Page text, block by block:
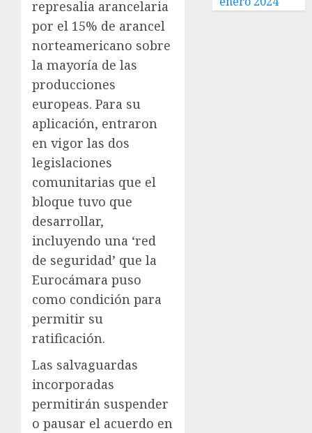
represalia arancelaria
por el 15% de arancel
norteamericano sobre
la mayoría de las
producciones
europeas. Para su
aplicación, entraron
en vigor las dos
legislaciones
comunitarias que el
bloque tuvo que
desarrollar,
incluyendo una ‘red
de seguridad’ que la
Eurocámara puso
como condición para
permitir su
ratificación.
Las salvaguardas
incorporadas
permitirán suspender
o pausar el acuerdo en